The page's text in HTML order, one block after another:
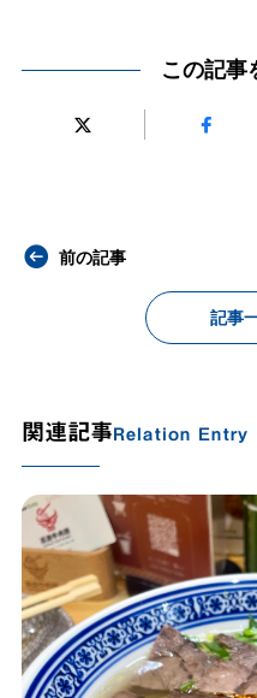
この記事
前の記事
記事
関連記事Relation Entry